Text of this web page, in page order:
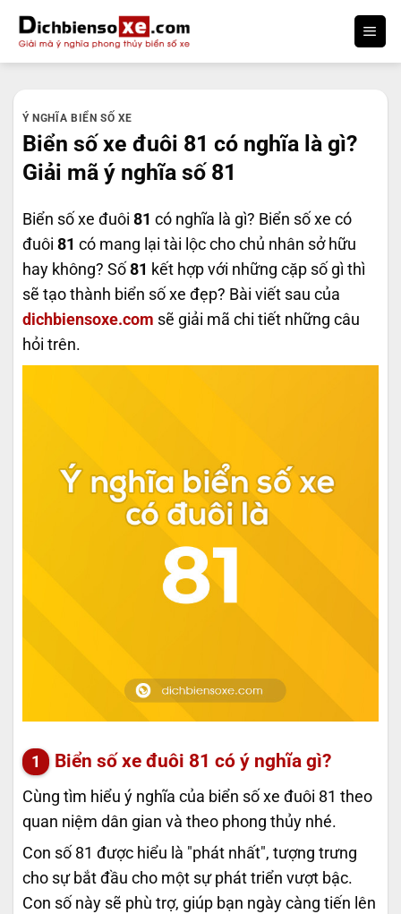
qua
nội
Ý NGHĨA BIỂN SỐ XE
Biển số xe đuôi 81 có nghĩa là gì?
Giải mã ý nghĩa số 81
Biển số xe đuôi 81 có nghĩa là gì? Biển số xe có
đuôi 81 có mang lại tài lộc cho chủ nhân sở hữu
hay không? Số 81 kết hợp với những cặp số gì thì
sẽ tạo thành biển số xe đẹp? Bài viết sau của
dichbiensoxe.com sẽ giải mã chi tiết những câu
hỏi trên.
Biển số xe đuôi 81 có ý nghĩa gì?
Cùng tìm hiểu ý nghĩa của biển số xe đuôi 81 theo
quan niệm dân gian và theo phong thủy nhé.
Con số 81 được hiểu là "phát nhất", tượng trưng
cho sự bắt đầu cho một sự phát triển vượt bậc.
Con số này sẽ phù trợ, giúp bạn ngày càng tiến lên